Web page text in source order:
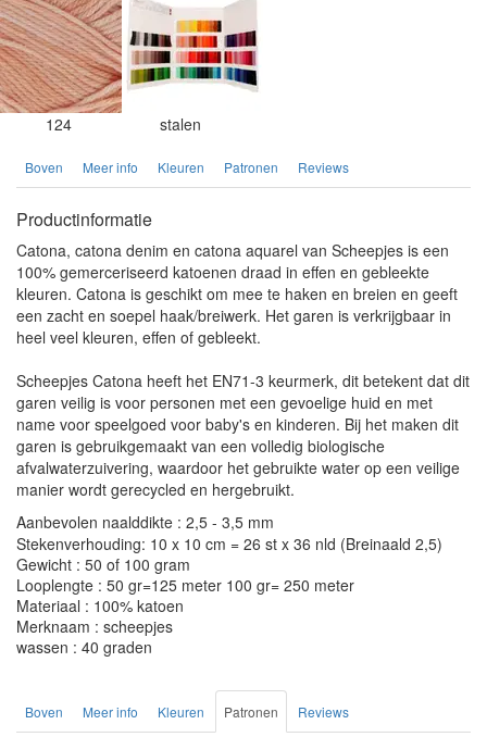
124 stalen
Boven Meer info Kleuren Patronen Reviews
Productinformatie
Catona, catona denim en catona aquarel van Scheepjes is een
100% gemerceriseerd katoenen draad in effen en gebleekte
kleuren. Catona is geschikt om mee te haken en breien en geeft
een zacht en soepel haak/breiwerk. Het garen is verkrijgbaar in
heel veel kleuren, effen of gebleekt.
Scheepjes Catona heeft het EN71-3 keurmerk, dit betekent dat dit
garen veilig is voor personen met een gevoelige huid en met
name voor speelgoed voor baby's en kinderen. Bij het maken dit
garen is gebruikgemaakt van een volledig biologische
afvalwaterzuivering, waardoor het gebruikte water op een veilige
manier wordt gerecycled en hergebruikt.
Aanbevolen naalddikte : 2,5 - 3,5 mm
Stekenverhouding: 10 x 10 cm = 26 st x 36 nld (Breinaald 2,5)
Gewicht : 50 of 100 gram
Looplengte : 50 gr=125 meter 100 gr= 250 meter
Materiaal : 100% katoen
Merknaam : scheepjes
wassen : 40 graden
Boven Meer info Kleuren Patronen Reviews